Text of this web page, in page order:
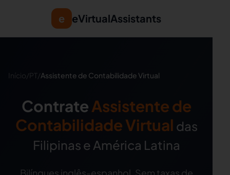
e eVirtualAssistants
Início/PT /Assistente de Contabilidade Virtual
ContrateAssistente de
Contabilidade Virtual das
Filipinas e América Latina